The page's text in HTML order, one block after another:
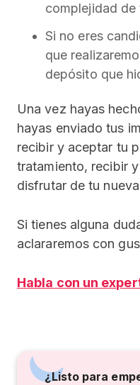
complejidad de
Si no eres
que
depósito que
Una vez hayas
hayas enviado tus
recibir y aceptar tu
tratamiento, recibir
disfrutar de tu
Si tienes alguna
aclararemos con
Habla con un
¿Listo para